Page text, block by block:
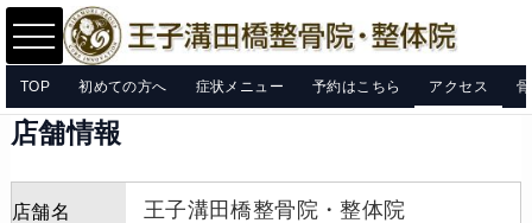
TOP 初めての方へ 症状メニュー 予約はこちら アクセス
店舗情報
店舗名 王子溝田橋整骨院・整体院